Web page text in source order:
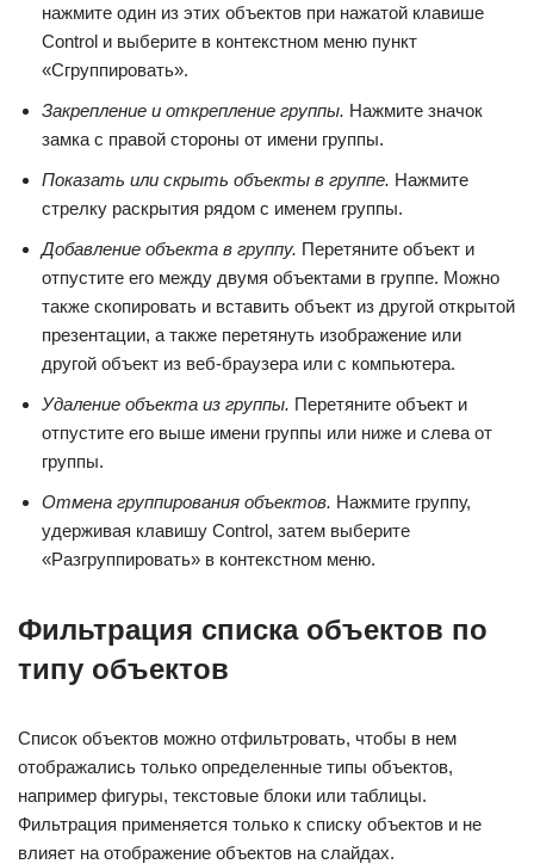
нажмите один из этих объектов при нажатой клавише
Control и выберите в контекстном меню пункт
«Сгруппировать».
Закрепление и открепление группы. Нажмите значок
замка с правой стороны от имени группы.
Показать или скрыть объекты в группе. Нажмите
стрелку раскрытия рядом с именем группы.
Добавление объекта в группу. Перетяните объект и
отпустите его между двумя объектами в группе. Можно
также скопировать и вставить объект из другой открытой
презентации, а также перетянуть изображение или
другой объект из веб-браузера или с компьютера.
Удаление объекта из группы. Перетяните объект и
отпустите его выше имени группы или ниже и слева от
группы.
Отмена группирования объектов. Нажмите группу,
удерживая клавишу Control, затем выберите
«Разгруппировать» в контекстном меню.
Фильтрация списка объектов по
типу объектов
Список объектов можно отфильтровать, чтобы в нем
отображались только определенные типы объектов,
например фигуры, текстовые блоки или таблицы.
Фильтрация применяется только к списку объектов и не
влияет на отображение объектов на слайдах.